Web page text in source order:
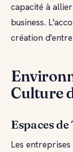
capacité à
business.
création
Culture
Espaces
Les